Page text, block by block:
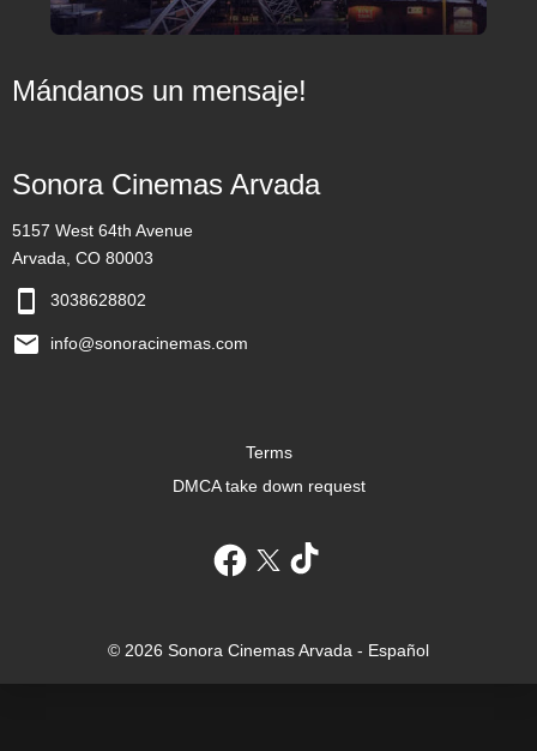
Mándanos un mensaje!
Sonora Cinemas Arvada
5157 West 64th Avenue
Arvada, CO 80003
3038628802
info@sonoracinemas.com
Terms
DMCA take down request
© 2026 Sonora Cinemas Arvada - Español